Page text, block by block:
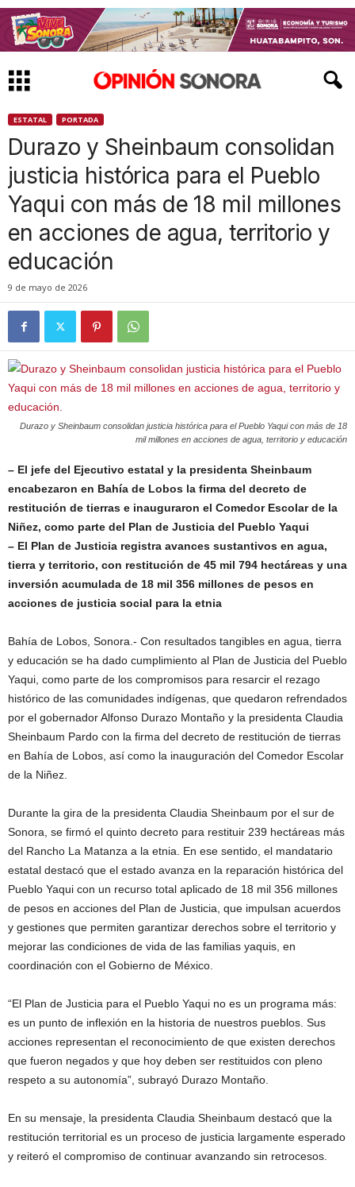
ESTATAL PORTADA
Durazo y Sheinbaum consolidan
justicia histórica para el Pueblo
Yaqui con más de 18 mil millones
en acciones de agua, territorio y
educación
9 de mayo de 2026
Durazo y Sheinbaum consolidan justicia histórica para el Pueblo Yaqui con más de 18
mil millones en acciones de agua, territorio y educación
– El jefe del Ejecutivo estatal y la presidenta Sheinbaum
encabezaron en Bahía de Lobos la firma del decreto de
restitución de tierras e inauguraron el Comedor Escolar de la
Niñez, como parte del Plan de Justicia del Pueblo Yaqui
– El Plan de Justicia registra avances sustantivos en agua,
tierra y territorio, con restitución de 45 mil 794 hectáreas y una
inversión acumulada de 18 mil 356 millones de pesos en
acciones de justicia social para la etnia
Bahía de Lobos, Sonora.- Con resultados tangibles en agua, tierra
y educación se ha dado cumplimiento al Plan de Justicia del Pueblo
Yaqui, como parte de los compromisos para resarcir el rezago
histórico de las comunidades indígenas, que quedaron refrendados
por el gobernador Alfonso Durazo Montaño y la presidenta Claudia
Sheinbaum Pardo con la firma del decreto de restitución de tierras
en Bahía de Lobos, así como la inauguración del Comedor Escolar
de la Niñez.
Durante la gira de la presidenta Claudia Sheinbaum por el sur de
Sonora, se firmó el quinto decreto para restituir 239 hectáreas más
del Rancho La Matanza a la etnia. En ese sentido, el mandatario
estatal destacó que el estado avanza en la reparación histórica del
Pueblo Yaqui con un recurso total aplicado de 18 mil 356 millones
de pesos en acciones del Plan de Justicia, que impulsan acuerdos
y gestiones que permiten garantizar derechos sobre el territorio y
mejorar las condiciones de vida de las familias yaquis, en
coordinación con el Gobierno de México.
“El Plan de Justicia para el Pueblo Yaqui no es un programa más:
es un punto de inflexión en la historia de nuestros pueblos. Sus
acciones representan el reconocimiento de que existen derechos
que fueron negados y que hoy deben ser restituidos con pleno
respeto a su autonomía”, subrayó Durazo Montaño.
En su mensaje, la presidenta Claudia Sheinbaum destacó que la
restitución territorial es un proceso de justicia largamente esperado
y reiteró el compromiso de continuar avanzando sin retrocesos.